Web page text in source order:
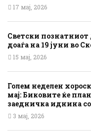
17 мај, 2026
Светски познатниот
доаѓа на 19 јуни во
15 мај, 2026
Голем неделен
мај: Биковите ќе
заедничка иднина
3 мај, 2026